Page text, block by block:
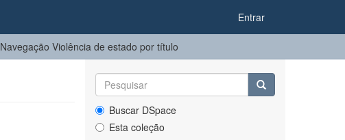
Entrar
Navegação Violência de estado por título
Buscar DSpace
Esta coleção